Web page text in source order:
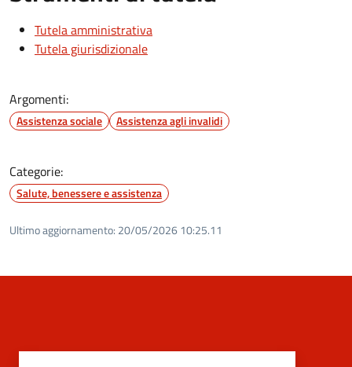
Tutela amministrativa
Tutela giurisdizionale
Argomenti:
Assistenza sociale Assistenza agli invalidi
Categorie:
Salute, benessere e assistenza
Ultimo aggiornamento: 20/05/2026 10:25.11